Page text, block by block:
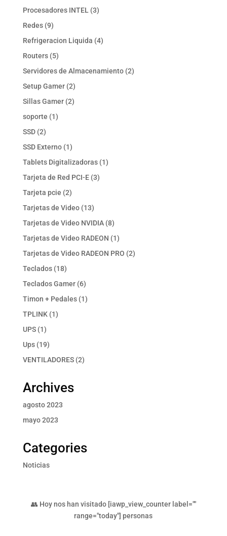
Procesadores INTEL 33
Redes 99
productos
Refrigeracion Liquida 44
Routers 55
productos
Servidores de Almacenamiento 22
Setup Gamer 22
productos
Sillas Gamer 22
soporte 11
SSD 22
productos
SSD Externo 11
producto
Tablets Digitalizadoras 11
Tarjeta de Red PCI-E 33
Tarjeta pcie 22
productos
Tarjetas de Video 1313
productos
Tarjetas de Video NVIDIA 88
productos
Tarjetas de Video RADEON 11
producto
Tarjetas de Video RADEON PRO 22
Teclados 1818
productos
Teclados Gamer 66
productos
Timon + Pedales 11
TPLINK 11
UPS 11
producto
Ups 1919
productos
VENTILADORES 22
Archives
agosto 2023
mayo 2023
Categories
Noticias
👥 Hoy nos han visitado [iawp_view_counter label=""
range="today"] personas